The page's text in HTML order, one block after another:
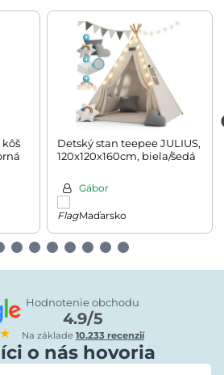
Detský stan teepee JULIUS,
120x120x160cm, biela/šedá
Gábor
Maďarsko
Hodnotenie obchodu
4.9/5
Na základe 10.233 recenzií
o nás hovoria